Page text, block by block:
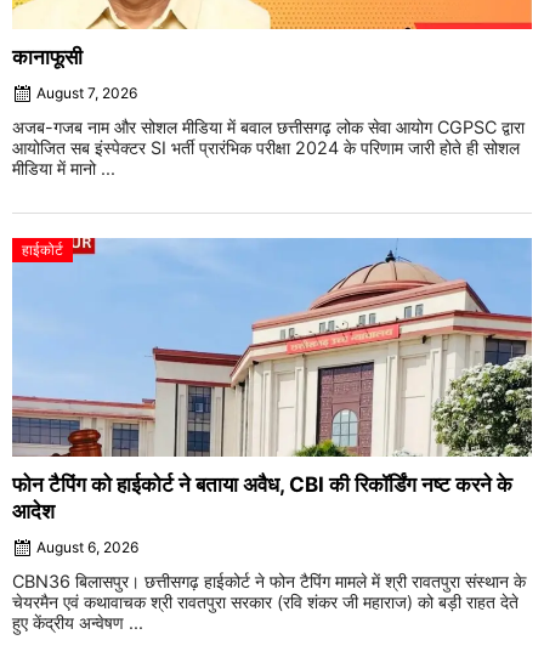
कानाफूसी
August 7, 2026
अजब-गजब नाम और सोशल मीडिया में बवाल छत्तीसगढ़ लोक सेवा आयोग CGPSC द्वारा
आयोजित सब इंस्पेक्टर SI भर्ती प्रारंभिक परीक्षा 2024 के परिणाम जारी होते ही सोशल
मीडिया में मानो ...
हाईकोर्ट
फोन टैपिंग को हाईकोर्ट ने बताया अवैध, CBI की रिकॉर्डिंग नष्ट करने के
आदेश
August 6, 2026
CBN36 बिलासपुर। छत्तीसगढ़ हाईकोर्ट ने फोन टैपिंग मामले में श्री रावतपुरा संस्थान के
चेयरमैन एवं कथावाचक श्री रावतपुरा सरकार (रवि शंकर जी महाराज) को बड़ी राहत देते
हुए केंद्रीय अन्वेषण ...